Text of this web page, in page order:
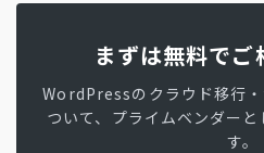
まずは無料でご
WordPressのクラウド移行
ついて、プライムベンダー
す。